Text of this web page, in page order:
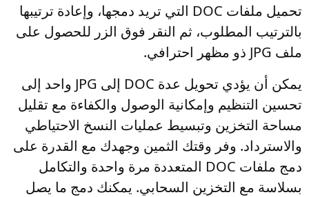
تحميل ملفات DOC التي تريد دمجها، وإعادة ترتيبها
بالترتيب المطلوب، ثم النقر فوق الزر للحصول على
ملف JPG ذو مظهر احترافي.
يمكن أن يؤدي تحويل عدة DOC إلى JPG واحد إلى
تحسين التنظيم وإمكانية الوصول والكفاءة مع تقليل
مساحة التخزين وتبسيط عمليات النسخ الاحتياطي
والاسترداد. وفر وقتك الثمين وجهدك مع القدرة على
دمج ملفات DOC المتعددة مرة واحدة والتكامل
بسلاسة مع التخزين السحابي. يمكنك دمج ما يصل